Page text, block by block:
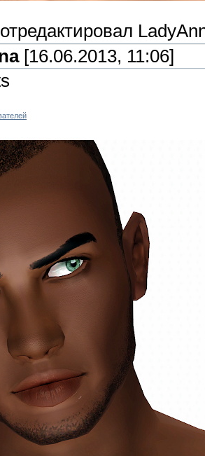
[16.06.2013, 11:06]